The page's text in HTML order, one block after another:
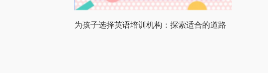
为孩子选择英语培训机构：探索适合的道路